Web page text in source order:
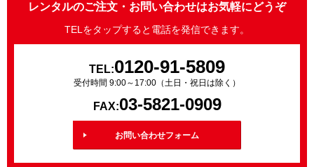
レンタルのご注文・お問い合わせはお気軽にどうぞ
TELをタップすると電話を発信できます。
TEL:0120-91-5809
受付時間 9:00～17:00（土日・祝日は除く）
FAX:03-5821-0909
お問い合わせフォーム